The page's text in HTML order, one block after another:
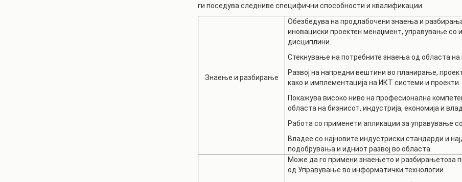
ги поседува следниве специфични способности и квалификации:
Знаење и разбирање
Обезбедува на продлабочени знаења и
иновациски проектен менаџмент, управување со
дисциплини.
Стекнување на потребните знаења од областа
Развој на напредни вештини во планирање,
како и имплементација на ИКТ системи и проекти.
Покажува високо ниво на професионална
областа на бизнисот, индустрија, економија и
Работа со применети апликации за управување
Владее со најновите индустриски стандарди и
подобрувања и идниот развој во областа.
Може да го примени знаењето и разбирањетоза
од Управување во информатички технологии.